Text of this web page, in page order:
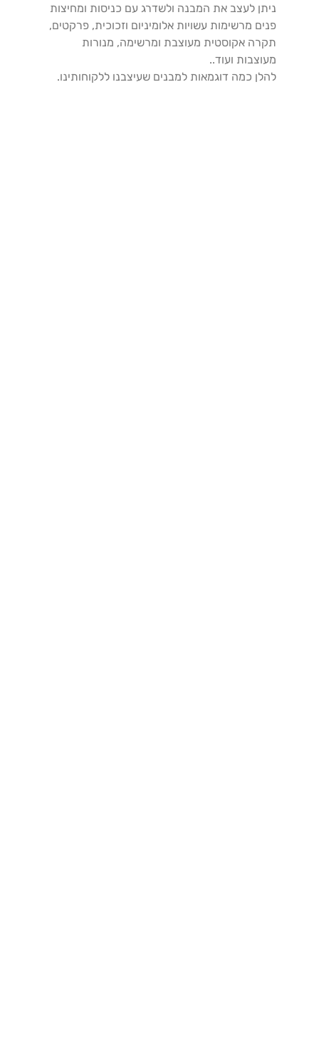
ניתן לעצב את המבנה ולשדרג עם כניסות ומחיצות
פנים מרשימות עשויות אלומיניום וזכוכית, פרקטים,
תקרה אקוסטית מעוצבת ומרשימה, מנורות
מעוצבות ועוד..
להלן כמה דוגמאות למבנים שעיצבנו ללקוחותינו.